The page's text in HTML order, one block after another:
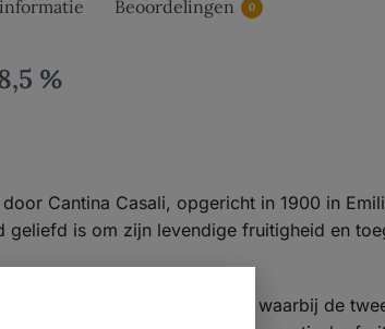
Beoordelingen 0
%
Cantina Casali, opgericht in 1900 in
is om zijn levendige fruitigheid en
de Charmat-methode, waarbij de